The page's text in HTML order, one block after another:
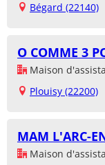
Bégard (22140)
O COMME 3
Maison
Plouisy (22200)
MAM L'ARC-
Maison